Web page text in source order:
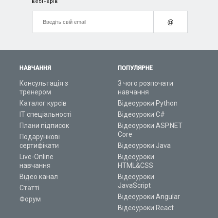
НАВЧАННЯ
Консультація з
тренером
Каталог курсів
ІТ спеціальності
Плани підписок
Подарункові
сертифікати
Live-Online
навчання
Відео канал
Статті
Форум
ПОПУЛЯРНЕ
З чого розпочати
навчання
Відеоуроки Python
Відеоуроки C#
Відеоуроки ASP.NET
Core
Відеоуроки Java
Відеоуроки
HTML&CSS
Відеоуроки
JavaScript
Відеоуроки Angular
Відеоуроки React
вебінарів
@